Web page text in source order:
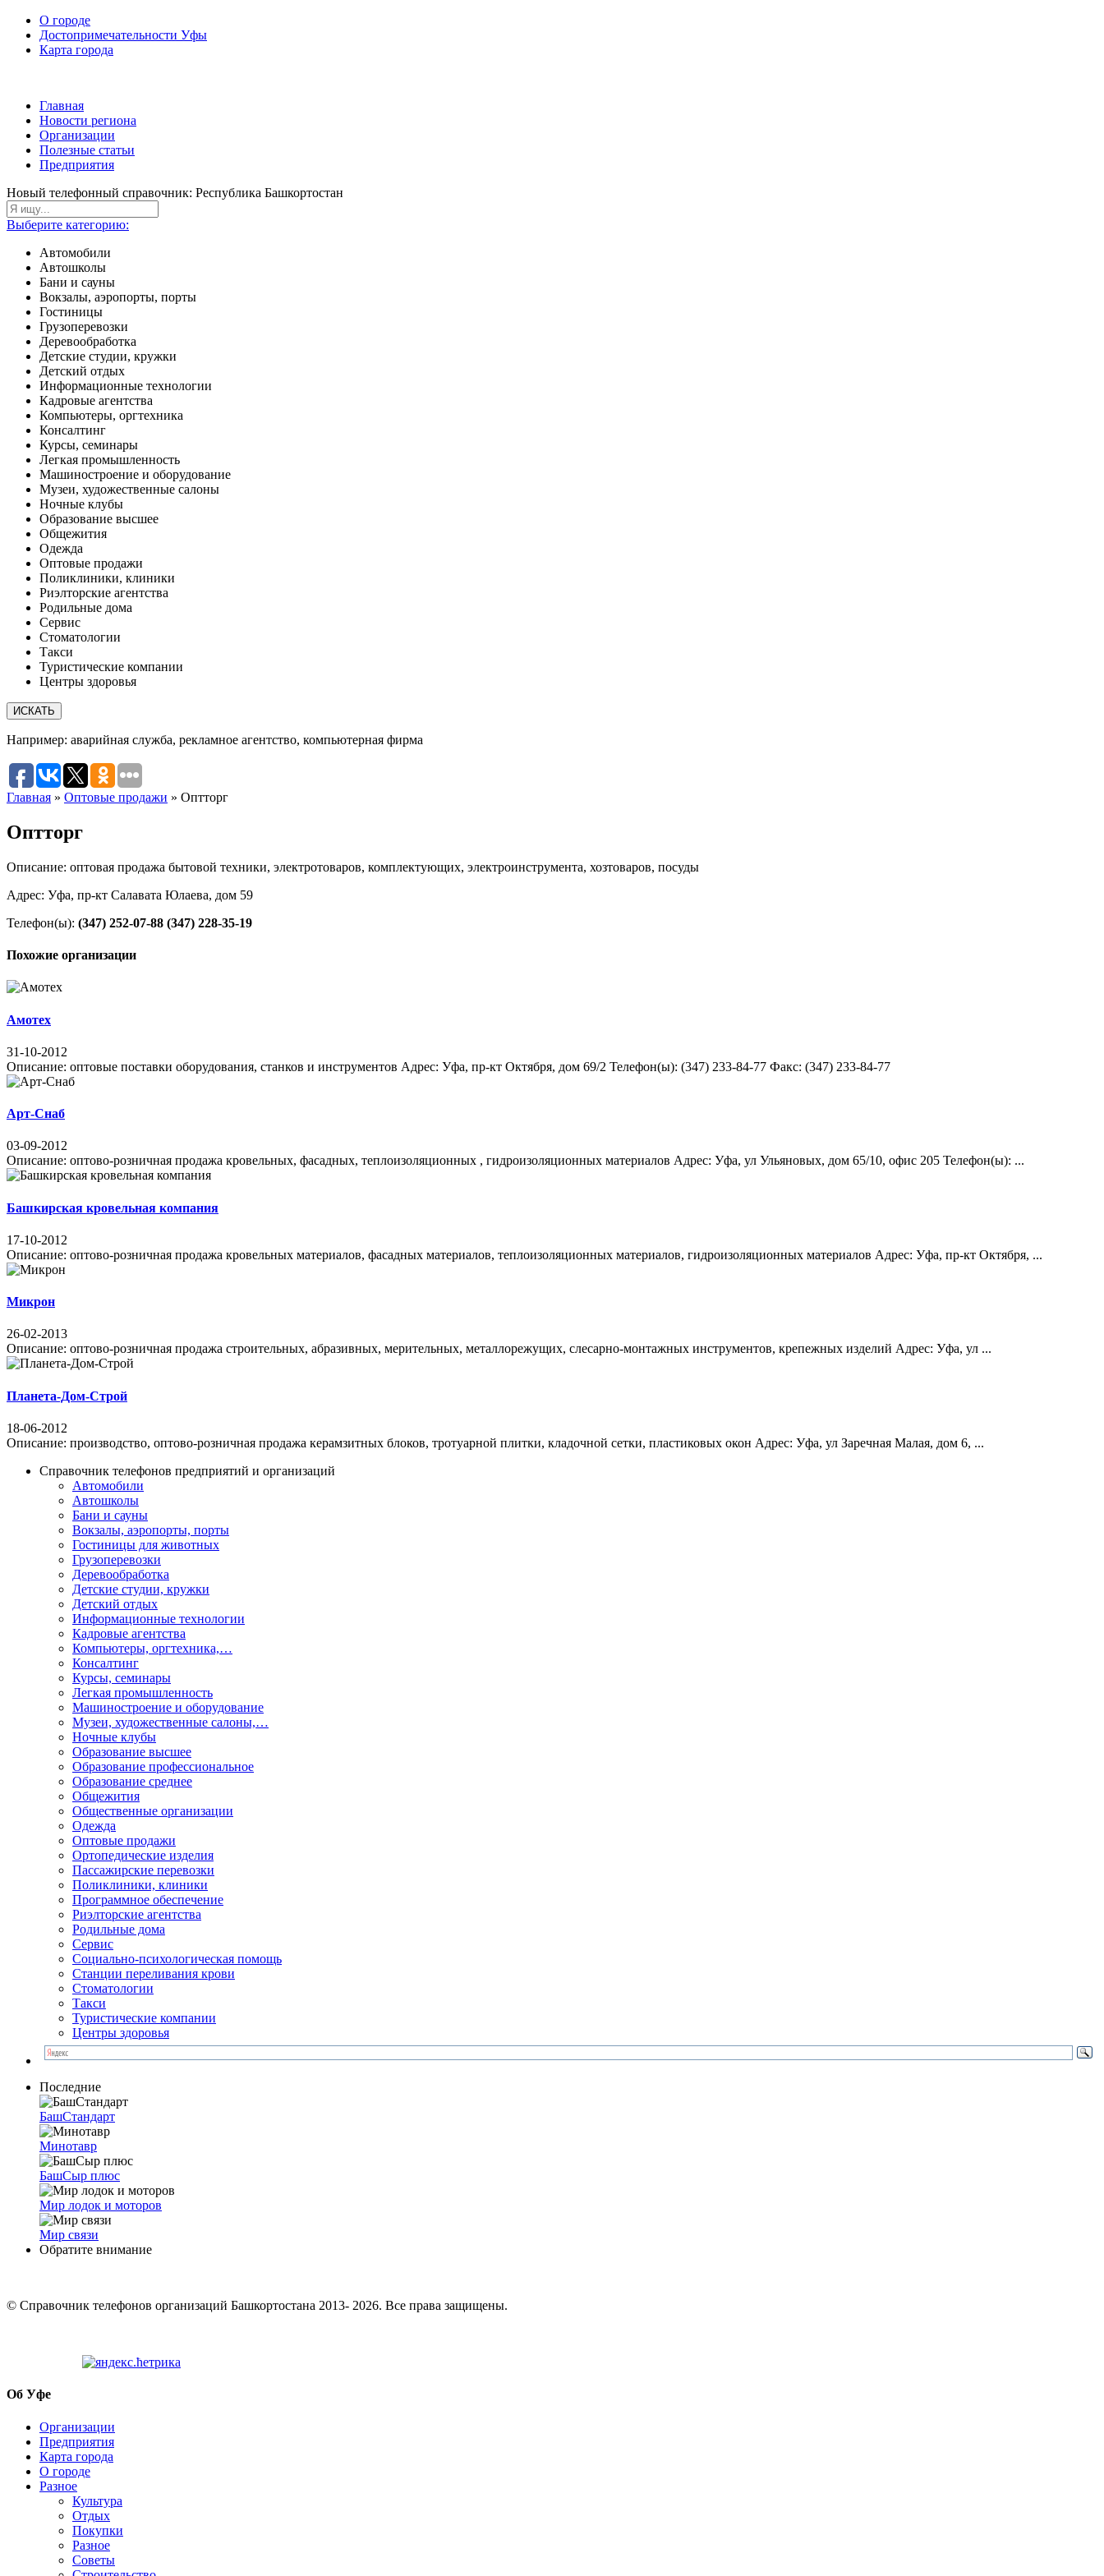
О городе
Достопримечательности Уфы
Карта города
Главная
Новости региона
Организации
Полезные статьи
Предприятия
Новый телефонный справочник: Республика Башкортостан
Выберите категорию:
Автомобили
Автошколы
Бани и сауны
Вокзалы, аэропорты, порты
Гостиницы
Грузоперевозки
Деревообработка
Детские студии, кружки
Детский отдых
Информационные технологии
Кадровые агентства
Компьютеры, оргтехника
Консалтинг
Курсы, семинары
Легкая промышленность
Машиностроение и оборудование
Музеи, художественные салоны
Ночные клубы
Образование высшее
Общежития
Одежда
Оптовые продажи
Поликлиники, клиники
Риэлторские агентства
Родильные дома
Сервис
Стоматологии
Такси
Туристические компании
Центры здоровья
Например: аварийная служба, рекламное агентство, компьютерная фирма
Главная » Оптовые продажи » Оптторг
Оптторг
Описание: оптовая продажа бытовой техники, электротоваров, комплектующих, электроинструмента, хозтоваров, посуды
Адрес: Уфа, пр-кт Салавата Юлаева, дом 59
Телефон(ы): (347) 252-07-88 (347) 228-35-19
Похожие организации
Амотех
31-10-2012
Описание: оптовые поставки оборудования, станков и инструментов Адрес: Уфа, пр-кт Октября, дом 69/2 Телефон(ы): (347) 233-84-77 Факс: (347) 233-84-77
Арт-Снаб
03-09-2012
Описание: оптово-розничная продажа кровельных, фасадных, теплоизоляционных , гидроизоляционных материалов Адрес: Уфа, ул Ульяновых, дом 65/10, офис 205 Телефон(ы): ...
Башкирская кровельная компания
17-10-2012
Описание: оптово-розничная продажа кровельных материалов, фасадных материалов, теплоизоляционных материалов, гидроизоляционных материалов Адрес: Уфа, пр-кт Октября, ...
Микрон
26-02-2013
Описание: оптово-розничная продажа строительных, абразивных, мерительных, металлорежущих, слесарно-монтажных инструментов, крепежных изделий Адрес: Уфа, ул ...
Планета-Дом-Строй
18-06-2012
Описание: производство, оптово-розничная продажа керамзитных блоков, тротуарной плитки, кладочной сетки, пластиковых окон Адрес: Уфа, ул Заречная Малая, дом 6, ...
Справочник телефонов предприятий и организаций
Автомобили
Автошколы
Бани и сауны
Вокзалы, аэропорты, порты
Гостиницы для животных
Грузоперевозки
Деревообработка
Детские студии, кружки
Детский отдых
Информационные технологии
Кадровые агентства
Компьютеры, оргтехника,…
Консалтинг
Курсы, семинары
Легкая промышленность
Машиностроение и оборудование
Музеи, художественные салоны,…
Ночные клубы
Образование высшее
Образование профессиональное
Образование среднее
Общежития
Общественные организации
Одежда
Оптовые продажи
Ортопедические изделия
Пассажирские перевозки
Поликлиники, клиники
Программное обеспечение
Риэлторские агентства
Родильные дома
Сервис
Социально-психологическая помощь
Станции переливания крови
Стоматологии
Такси
Туристические компании
Центры здоровья
Последние
БашСтандарт
Минотавр
БашСыр плюс
Мир лодок и моторов
Мир связи
Обратите внимание
© Cправочник телефонов организаций Башкортостана 2013- 2026. Все права защищены.
Об Уфе
Организации
Предприятия
Карта города
О городе
Разное
Культура
Отдых
Покупки
Разное
Советы